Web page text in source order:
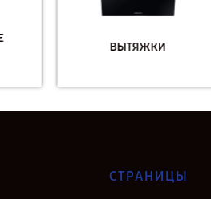
ВЫТЯЖКИ
СТРАНИЦЫ